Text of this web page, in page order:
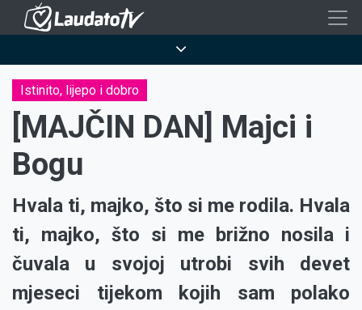
Skoči
sadržaj
Istinito, lijepo i dobro
[MAJČIN DAN] Majci i
Bogu
Hvala ti, majko, što si me rodila. Hvala
ti, majko, što si me brižno nosila i
čuvala u svojoj utrobi svih devet
mjeseci tijekom kojih sam polako